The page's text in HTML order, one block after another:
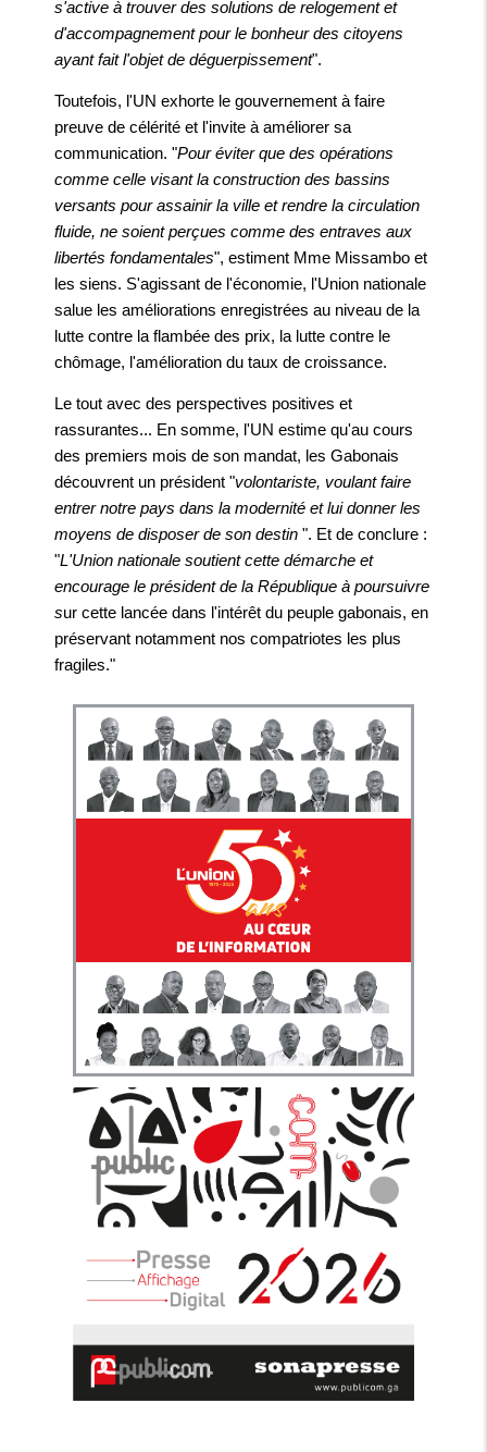
s'active à trouver des solutions de relogement et
d'accompagnement pour le bonheur des citoyens
ayant fait l'objet de déguerpissement".
Toutefois, l'UN exhorte le gouvernement à faire
preuve de célérité et l'invite à améliorer sa
communication. "Pour éviter que des opérations
comme celle visant la construction des bassins
versants pour assainir la ville et rendre la circulation
fluide, ne soient perçues comme des entraves aux
libertés fondamentales", estiment Mme Missambo et
les siens. S'agissant de l'économie, l'Union nationale
salue les améliorations enregistrées au niveau de la
lutte contre la flambée des prix, la lutte contre le
chômage, l'amélioration du taux de croissance.
Le tout avec des perspectives positives et
rassurantes... En somme, l'UN estime qu'au cours
des premiers mois de son mandat, les Gabonais
découvrent un président "volontariste, voulant faire
entrer notre pays dans la modernité et lui donner les
moyens de disposer de son destin ". Et de conclure :
"L'Union nationale soutient cette démarche et
encourage le président de la République à poursuivre
sur cette lancée dans l'intérêt du peuple gabonais, en
préservant notamment nos compatriotes les plus
fragiles."